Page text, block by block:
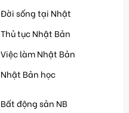
Đời sống tại Nhật
Thủ tục Nhật Bản
Việc làm Nhật Bản
Nhật Bản học
Bất động sản NB